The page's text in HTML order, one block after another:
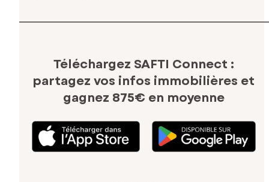
Téléchargez SAFTI Connect :
partagez vos infos immobilières et
gagnez 875€ en moyenne